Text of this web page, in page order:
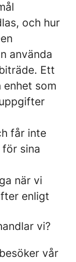
och hur
använda
Ett
som
får inte
sina
när vi
enligt
vi?
vår